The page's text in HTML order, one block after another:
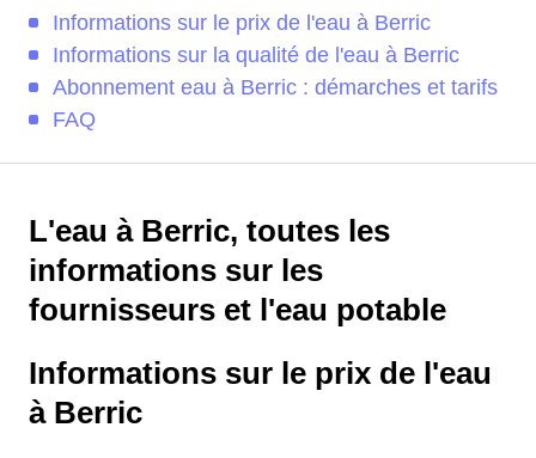
Informations sur le prix de l'eau à Berric
Informations sur la qualité de l'eau à Berric
Abonnement eau à Berric : démarches et tarifs
FAQ
L'eau à Berric, toutes les
informations sur les
fournisseurs et l'eau potable
Informations sur le prix de l'eau
à Berric